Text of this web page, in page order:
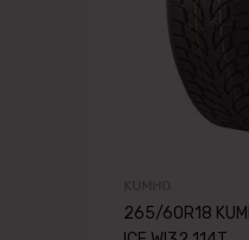
265/60R18